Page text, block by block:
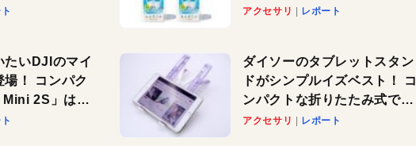
Deluxe」が
マホ」で夏のレジャーを満喫
アクセサリ レポート
たいDJIのマイ
場！ コンパク
Mini 2S」はAI
。屋外でも
ダイソーのタブレットスタン
ドがシンプルイズベスト！ コ
ンパクトな折りたたみ式でノ
ートパソコンにも対応。カラ
アクセサリ レポート